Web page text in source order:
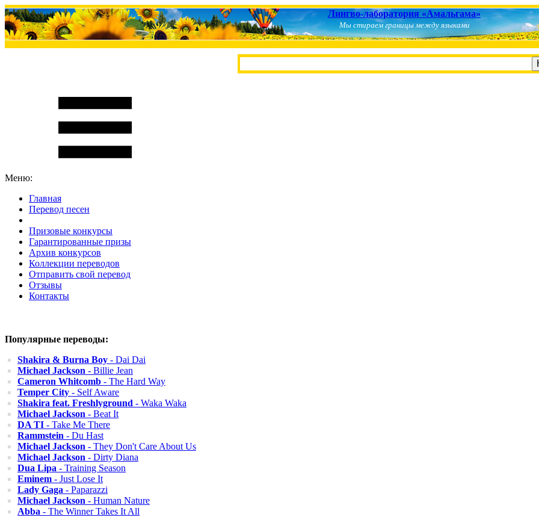
Лингво-лаборатория «Амальгама»
Мы стираем границы между языками
Меню:
Главная
Перевод песен
Призовые конкурсы
Гарантированные призы
Архив конкурсов
Коллекции переводов
Отправить свой перевод
Отзывы
Контакты
Популярные переводы:
Shakira & Burna Boy - Dai Dai
Michael Jackson - Billie Jean
Cameron Whitcomb - The Hard Way
Temper City - Self Aware
Shakira feat. Freshlyground - Waka Waka
Michael Jackson - Beat It
DA TI - Take Me There
Rammstein - Du Hast
Michael Jackson - They Don't Care About Us
Michael Jackson - Dirty Diana
Dua Lipa - Training Season
Eminem - Just Lose It
Lady Gaga - Paparazzi
Michael Jackson - Human Nature
Abba - The Winner Takes It All